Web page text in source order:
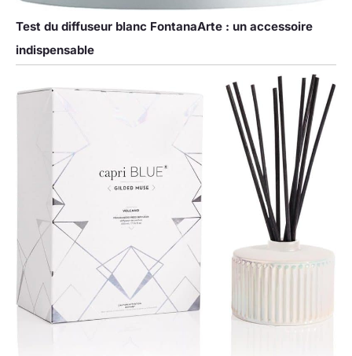
Test du diffuseur blanc FontanaArte : un accessoire
indispensable